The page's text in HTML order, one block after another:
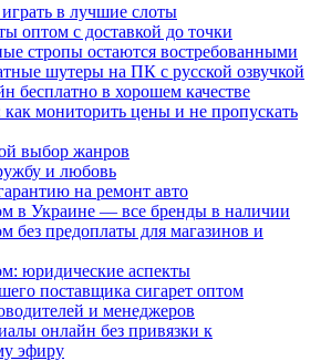
в лучшие слоты
оптом с доставкой до точки
стропы остаются востребованными
шутеры на ПК с русской озвучкой
бесплатно в хорошем качестве
мониторить цены и не пропускать
выбор жанров
и любовь
на ремонт авто
в Украине — все бренды в наличии
без предоплаты для магазинов и
юридические аспекты
поставщика сигарет оптом
и менеджеров
онлайн без привязки к
эфиру